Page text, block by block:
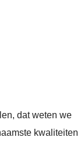
dat weten we
kwaliteiten